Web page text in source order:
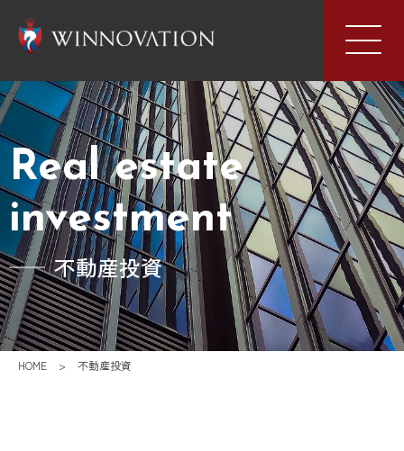
Real estate
investment
不動産投資
HOME > 不動産投資